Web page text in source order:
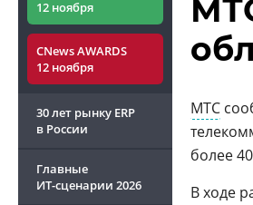
12 ноября
CNews AWARDS
12 ноября
30 лет рынку ERP
в России
Главные
ИТ-сценарии 2026
МТС
более
В ходе